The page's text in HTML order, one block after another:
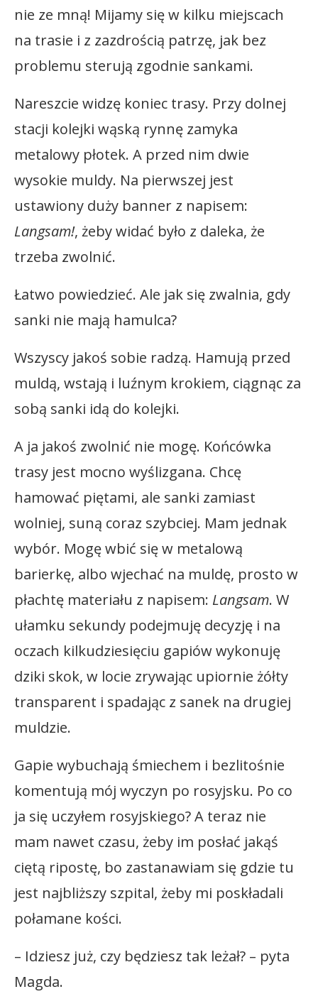
nie ze mną! Mijamy się w kilku miejscach
na trasie i z zazdrością patrzę, jak bez
problemu sterują zgodnie sankami.
Nareszcie widzę koniec trasy. Przy dolnej
stacji kolejki wąską rynnę zamyka
metalowy płotek. A przed nim dwie
wysokie muldy. Na pierwszej jest
ustawiony duży banner z napisem:
Langsam!, żeby widać było z daleka, że
trzeba zwolnić.
Łatwo powiedzieć. Ale jak się zwalnia, gdy
sanki nie mają hamulca?
Wszyscy jakoś sobie radzą. Hamują przed
muldą, wstają i luźnym krokiem, ciągnąc za
sobą sanki idą do kolejki.
A ja jakoś zwolnić nie mogę. Końcówka
trasy jest mocno wyślizgana. Chcę
hamować piętami, ale sanki zamiast
wolniej, suną coraz szybciej. Mam jednak
wybór. Mogę wbić się w metalową
barierkę, albo wjechać na muldę, prosto w
płachtę materiału z napisem: Langsam. W
ułamku sekundy podejmuję decyzję i na
oczach kilkudziesięciu gapiów wykonuję
dziki skok, w locie zrywając upiornie żółty
transparent i spadając z sanek na drugiej
muldzie.
Gapie wybuchają śmiechem i bezlitośnie
komentują mój wyczyn po rosyjsku. Po co
ja się uczyłem rosyjskiego? A teraz nie
mam nawet czasu, żeby im posłać jakąś
ciętą ripostę, bo zastanawiam się gdzie tu
jest najbliższy szpital, żeby mi poskładali
połamane kości.
– Idziesz już, czy będziesz tak leżał? – pyta
Magda.